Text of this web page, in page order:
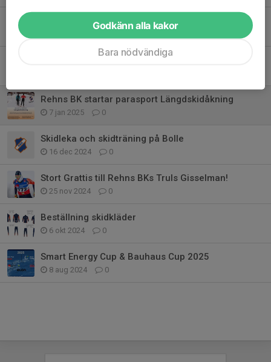
Konstsnö på skidstadion
Rehns BK startar parasport Längdskidåkning
7 jan 2025 0
Skidleka och skidträning på Bolle
16 dec 2024 0
Stort Grattis till Rehns BKs Truls Gisselman!
25 nov 2024 0
Beställning skidkläder
6 okt 2024 0
Smart Energy Cup & Bauhaus Cup 2025
8 aug 2024 0
Godkänn alla kakor
Bara nödvändiga